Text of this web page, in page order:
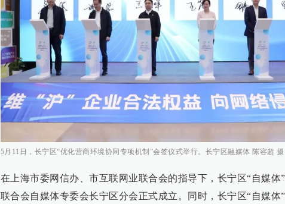
5月11日，长宁区“优化营商环境协同专项机制”会签仪式举行。长宁区融媒体 陈容超 摄
在上海市委网信办、市互联网业联合会的指导下，长宁区“自媒体
联合会自媒体专委会长宁区分会正式成立。同时，长宁区“自媒体